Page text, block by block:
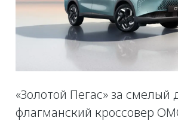
«Золотой Пегас» за смелый
флагманский кроссовер